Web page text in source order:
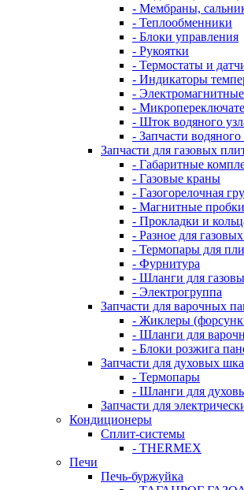
- Мембраны,
- Теплообменники
- Блоки управления
- Рукоятки
- Термостаты и
- Индикаторы
-
-
- Шток водяного
- Запчасти водяного
Запчасти для газовых
- Габаритные
- Газовые краны
- Газогорелочная
- Магнитные пробки
- Прокладки и
- Разное для
- Термопары для
- Фурнитура
- Шланги для
- Электрогруппа
Запчасти для варочных
- Жиклеры
- Шланги для
- Блоки розжига
Запчасти для духовых
- Термопары
- Шланги для
Запчасти для
Кондиционеры
Сплит-системы
- THERMEX
Печи
Печь-буржуйка